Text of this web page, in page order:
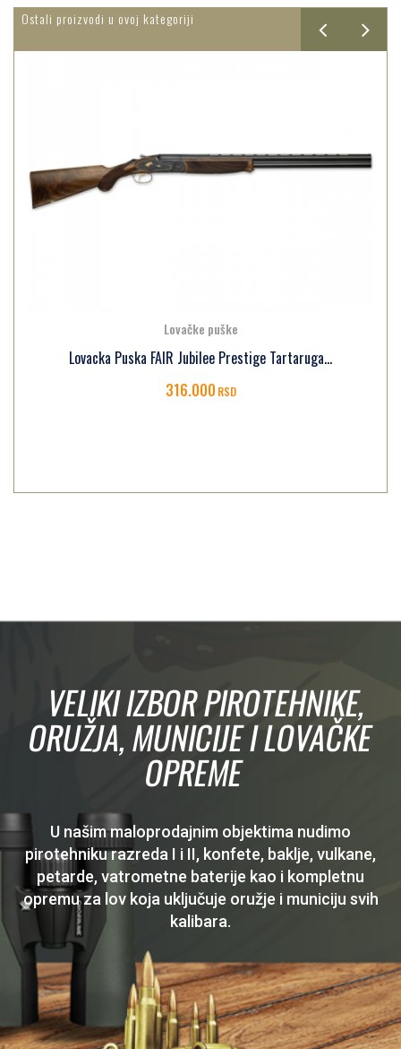
Ostali proizvodi u ovoj kategoriji
Lovačke puške
Lovacka Puska FAIR Jubilee Prestige Tartaruga...
316.000RSD
VELIKI IZBOR PIROTEHNIKE,
ORUŽJA, MUNICIJE I LOVAČKE
OPREME
U našim maloprodajnim objektima nudimo
pirotehniku razreda I i II, konfete, baklje, vulkane,
petarde, vatrometne baterije kao i kompletnu
opremu za lov koja uključuje oružje i municiju svih
kalibara.